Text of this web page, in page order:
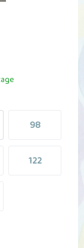
98
122